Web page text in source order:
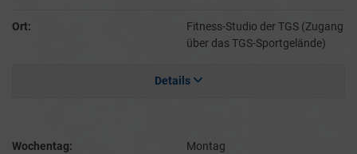
Ort:
Fitness-Studio der TGS (Zugang
über das TGS-Sportgelände)
Details
Wochentag: Montag